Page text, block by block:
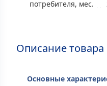
потребителя, мес.
Описание товара
Основные